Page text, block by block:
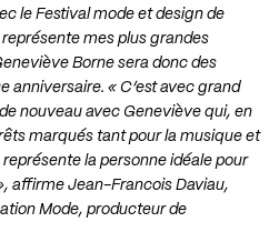
le Festival mode et design de
mes plus grandes
Borne sera donc des
anniversaire. « C’est avec grand
nouveau avec Geneviève qui, en
marqués tant pour la musique et
la personne idéale pour
affirme Jean-Francois Daviau,
Mode, producteur de